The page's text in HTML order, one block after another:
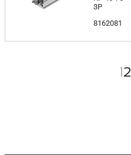
3P
8162081
12